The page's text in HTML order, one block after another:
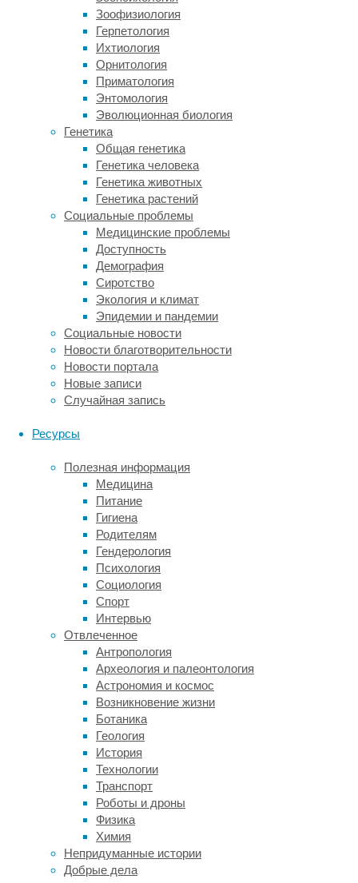
Зоофизиология
Герпетология
Ихтиология
Орнитология
Приматология
Энтомология
Эволюционная биология
Генетика
Общая генетика
Генетика человека
Генетика животных
Генетика растений
Социальные проблемы
Медицинские проблемы
Доступность
Демография
Сиротство
Экология и климат
Эпидемии и пандемии
Социальные новости
Новости благотворительности
Новости портала
Новые записи
Случайная запись
Ресурсы
Полезная информация
Медицина
Питание
Гигиена
Родителям
Гендерология
Психология
Социология
Спорт
Интервью
Отвлеченное
Антропология
Археология и палеонтология
Астрономия и космос
Возникновение жизни
Ботаника
Геология
История
Технологии
Транспорт
Роботы и дроны
Физика
Химия
Непридуманные истории
Добрые дела
советской
импортной
технике
благодаря
своим
уникальным
проводящим
свойствам.
Даже
неисправном
состоянии
такие
детали
сохраняют
высокую
остаточную
стоимость,
которая
зависит
от
актуальных
котировок
мировых
Переработка
позволяет
вернуть
редкие
элементы
производственный
цикл,
снижая
потребность
в
разработке
новых
месторождений.
Какие
детали
представляют
наибольший
интерес